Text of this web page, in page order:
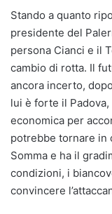
Stando a quanto
presidente del
persona Cianci e il
cambio di rotta. Il
ancora incerto,
lui è forte il
economica per
potrebbe tornare in
Somma e ha il
condizioni, i
convincere